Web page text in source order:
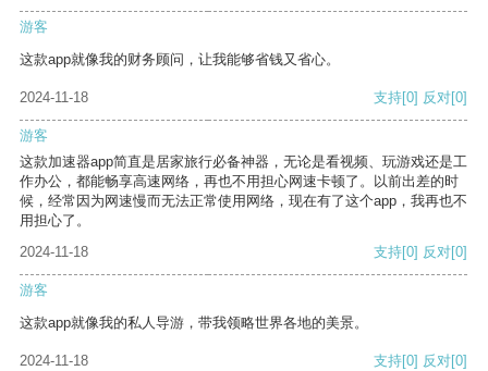
游客
这款app就像我的财务顾问，让我能够省钱又省心。
2024-11-18 支持[0] 反对[0]
游客
这款加速器app简直是居家旅行必备神器，无论是看视频、玩游戏还是工
作办公，都能畅享高速网络，再也不用担心网速卡顿了。以前出差的时
候，经常因为网速慢而无法正常使用网络，现在有了这个app，我再也不
用担心了。
2024-11-18
支持[0] 反对[0]
游客
这款app就像我的私人导游，带我领略世界各地的美景。
2024-11-18 支持[0] 反对[0]